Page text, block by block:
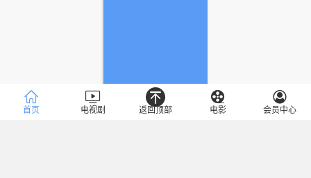
首页 电视剧 返回顶部 电影 会员中心